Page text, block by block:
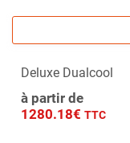
Deluxe Dualcool
à partir de
1280.18€ TTC